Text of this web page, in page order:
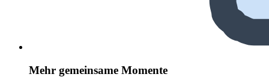
Mehr gemeinsame Momente